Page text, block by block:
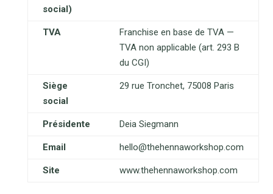
social)
TVA
Franchise en base de TVA —
TVA non applicable (art. 293 B
du CGI)
Siège
social
29 rue Tronchet, 75008 Paris
Présidente Deia Siegmann
Email hello@thehennaworkshop.com
Site www.thehennaworkshop.com